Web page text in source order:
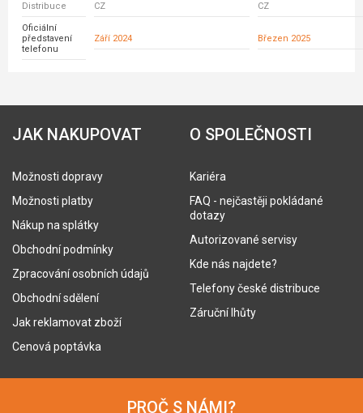
Distribuce CZ CZ
Oficiální
představení
telefonu
Září 2024 Březen 2025
JAK NAKUPOVAT
Možnosti dopravy
Možnosti platby
Nákup na splátky
Obchodní podmínky
Zpracování osobních údajů
Obchodní sdělení
Jak reklamovat zboží
Cenová poptávka
O SPOLEČNOSTI
Kariéra
FAQ - nejčastěji pokládané
dotazy
Autorizované servisy
Kde nás najdete?
Telefony české distribuce
Záruční lhůty
PROČ S NÁMI?